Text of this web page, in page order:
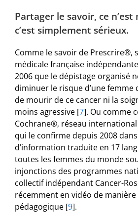
Partager le savoir, ce
c’est simplement sérieux.
Comme le savoir de Prescrire®,
médicale française
2006 que le dépistage organisé
diminuer le risque d’une femme
de mourir de ce cancer ni la
moins agressive[7]. Ou comme
Cochrane®, réseau
qui le confirme depuis 2008
d’information traduite en 17
toutes les femmes du monde
injonctions des programmes
collectif indépendant Cancer-
récemment en vidéo de
pédagogique[9].